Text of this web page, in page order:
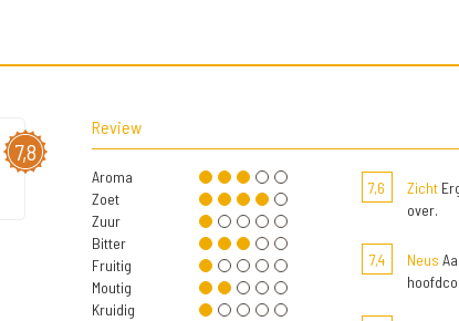
7,8
Review
Aroma
Zoet
Zuur
Bitter
Fruitig
Moutig
Kruidig
7,6 Zicht
over.
7,4 Neus